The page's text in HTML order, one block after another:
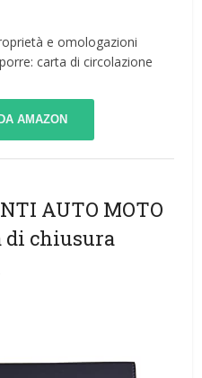
e omologazioni
carta di circolazione
AMAZON
AUTO MOTO
di chiusura